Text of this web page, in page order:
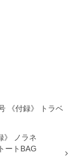
《付録》 トラベ
》 ノラネ
ートBAG